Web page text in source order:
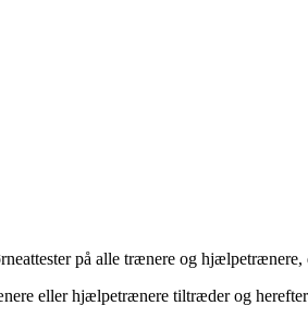
på alle trænere og
eller hjælpetrænere tiltræder og